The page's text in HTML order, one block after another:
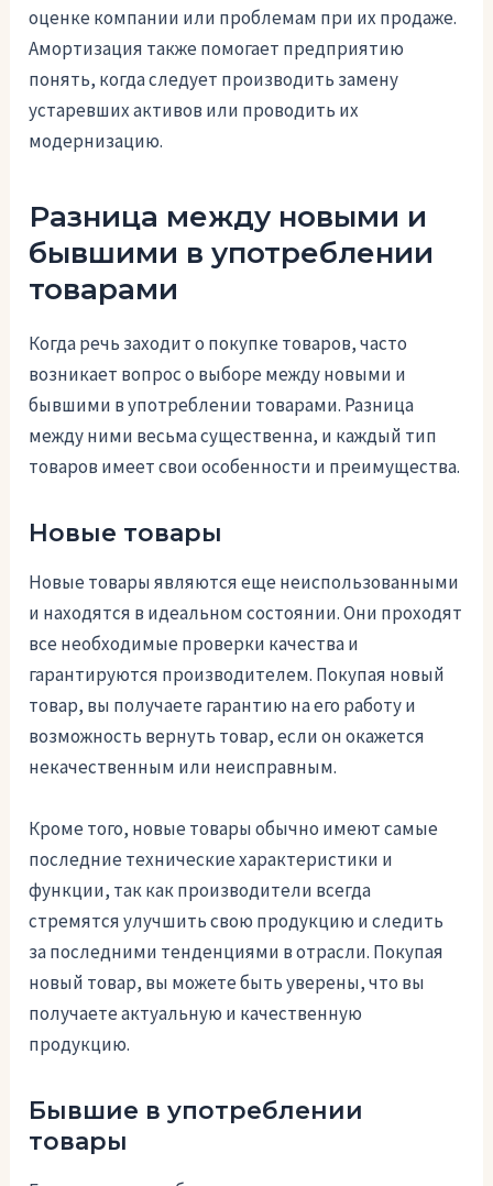
оценке компании или проблемам при их продаже.
Амортизация также помогает предприятию
понять, когда следует производить замену
устаревших активов или проводить их
модернизацию.
Разница между новыми и
бывшими в употреблении
товарами
Когда речь заходит о покупке товаров, часто
возникает вопрос о выборе между новыми и
бывшими в употреблении товарами. Разница
между ними весьма существенна, и каждый тип
товаров имеет свои особенности и преимущества.
Новые товары
Новые товары являются еще неиспользованными
и находятся в идеальном состоянии. Они проходят
все необходимые проверки качества и
гарантируются производителем. Покупая новый
товар, вы получаете гарантию на его работу и
возможность вернуть товар, если он окажется
некачественным или неисправным.
Кроме того, новые товары обычно имеют самые
последние технические характеристики и
функции, так как производители всегда
стремятся улучшить свою продукцию и следить
за последними тенденциями в отрасли. Покупая
новый товар, вы можете быть уверены, что вы
получаете актуальную и качественную
продукцию.
Бывшие в употреблении
товары